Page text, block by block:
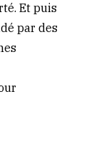
Et puis
par des